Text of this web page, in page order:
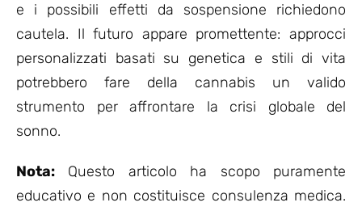
e i possibili effetti da sospensione richiedono
cautela. Il futuro appare promettente: approcci
personalizzati basati su genetica e stili di vita
potrebbero fare della cannabis un valido
strumento per affrontare la crisi globale del
sonno.
Nota: Questo articolo ha scopo puramente
educativo e non costituisce consulenza medica.